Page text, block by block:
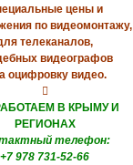
цены и
по видеомонтажу,
телеканалов,
видеографов
оцифровку видео.

В КРЫМУ И
РЕГИОНАХ
телефон:
+7 978 731-52-66